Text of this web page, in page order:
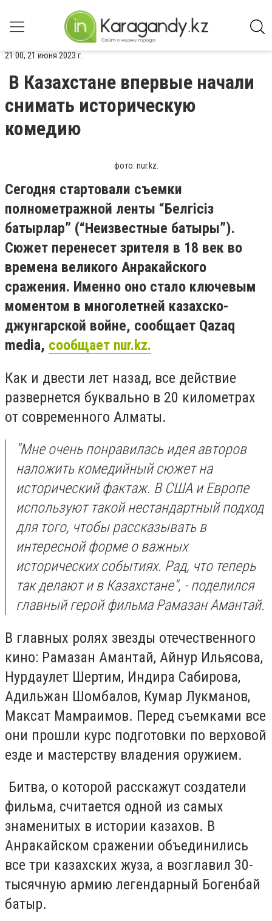
21:00, 21 июня 2023 г.
В Казахстане впервые начали
снимать историческую
комедию
фото: nur.kz.
Сегодня стартовали съемки
полнометражной ленты “Белгiсiз
батырлар” (“Неизвестные батыры”).
Сюжет перенесет зрителя в 18 век во
времена великого Анракайского
сражения. Именно оно стало ключевым
моментом в многолетней казахско-
джунгарской войне, сообщает Qazaq
media, сообщает nur.kz.
Как и двести лет назад, все действие
развернется буквально в 20 километрах
от современного Алматы.
"Мне очень понравилась идея авторов
наложить комедийный сюжет на
исторический фактаж. В США и Европе
используют такой нестандартный подход
для того, чтобы рассказывать в
интересной форме о важных
исторических событиях. Рад, что теперь
так делают и в Казахстане", - поделился
главный герой фильма Рамазан Амантай.
В главных ролях звезды отечественного
кино: Рамазан Амантай, Айнур Ильясова,
Нурдаулет Шертим, Индира Сабирова,
Адильжан Шомбалов, Кумар Лукманов,
Максат Мамраимов. Перед съемками все
они прошли курс подготовки по верховой
езде и мастерству владения оружием.
Битва, о которой расскажут создатели
фильма, считается одной из самых
знаменитых в истории казахов. В
Анракайском сражении объединились
все три казахских жуза, а возглавил 30-
тысячную армию легендарный Богенбай
батыр.